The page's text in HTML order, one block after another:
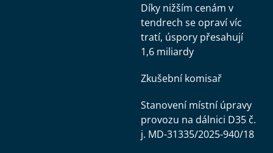
Díky nižším cenám v
tendrech se opraví víc
tratí, úspory přesahují
1,6 miliardy
Zkušební komisař
Stanovení místní úpravy
provozu na dálnici D35 č.
j. MD-31335/2025-940/18